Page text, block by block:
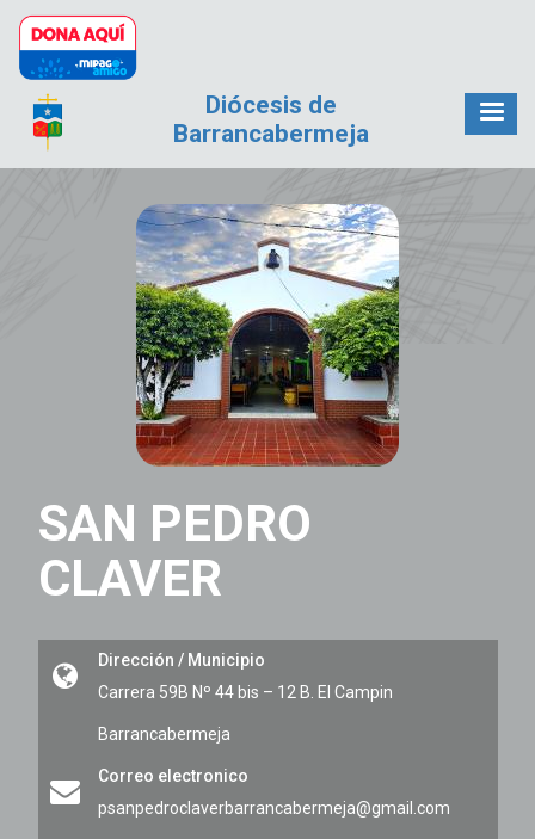
Pasar al contenido principal
Diócesis de
Barrancabermeja
SAN PEDRO
CLAVER
Dirección / Municipio
Carrera 59B Nº 44 bis – 12 B. El Campin
Barrancabermeja
Correo electronico
psanpedroclaverbarrancabermeja@gmail.com